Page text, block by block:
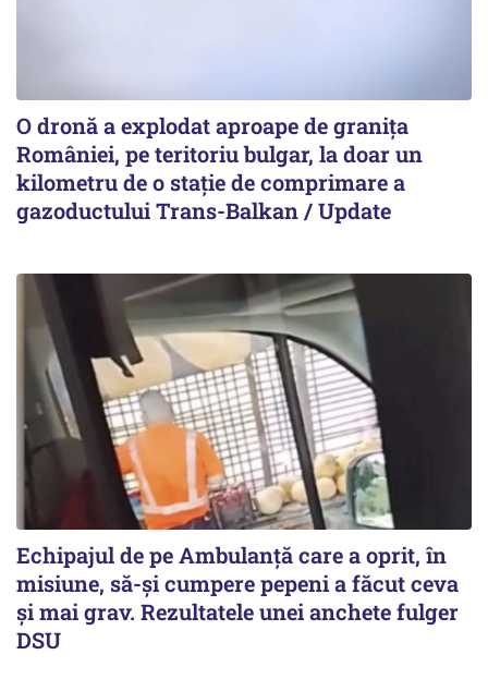
O dronă a explodat aproape de granița
României, pe teritoriu bulgar, la doar un
kilometru de o stație de comprimare a
gazoductului Trans-Balkan / Update
Echipajul de pe Ambulanță care a oprit, în
misiune, să-și cumpere pepeni a făcut ceva
și mai grav. Rezultatele unei anchete fulger
DSU